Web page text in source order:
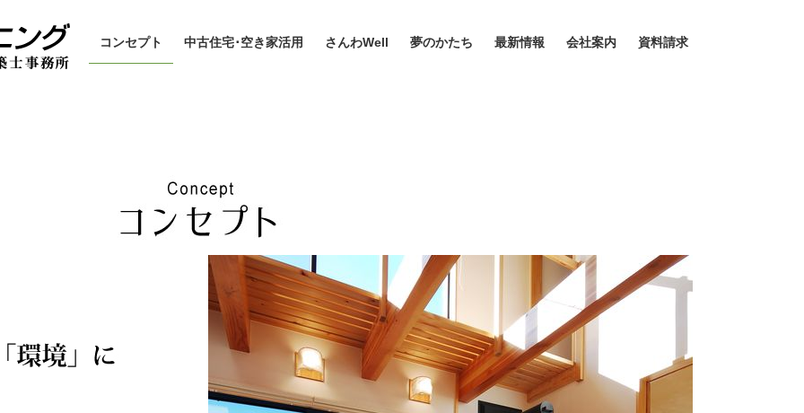
コンセプト 中古住宅･空き家活用 さんわWell 夢のかたち 最新情報 会社案内 資料請求